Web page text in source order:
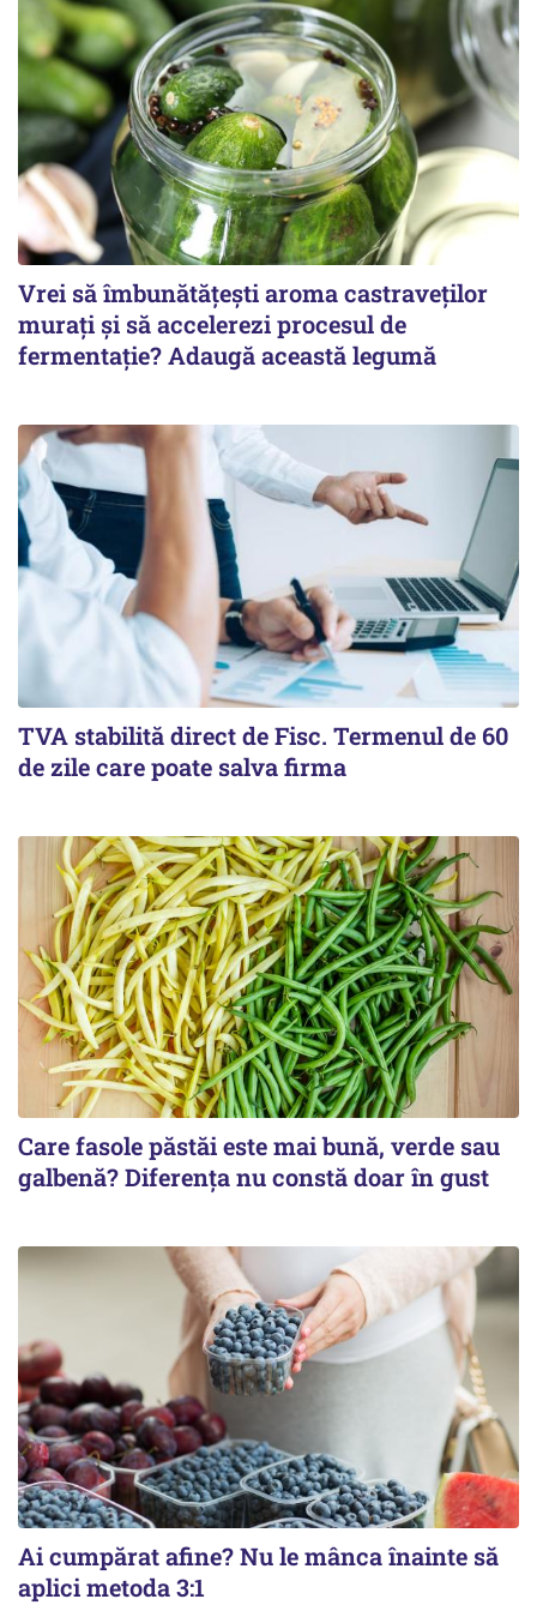
Vrei să îmbunătățești aroma castraveților
murați și să accelerezi procesul de
fermentație? Adaugă această legumă
TVA stabilită direct de Fisc. Termenul de 60
de zile care poate salva firma
Care fasole păstăi este mai bună, verde sau
galbenă? Diferența nu constă doar în gust
Ai cumpărat afine? Nu le mânca înainte să
aplici metoda 3:1